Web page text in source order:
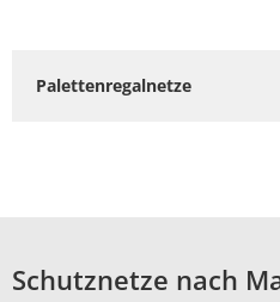
Palettenregalnetze
Schutznetze nach